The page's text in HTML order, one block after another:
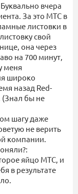
вчера
За это МТС в
листовки в
свой
она через
на 700 минут,
меня
широко
назад Red-
(Знал бы не
шагу даже
не верить
компании.
яйцо МТС, и
в результате